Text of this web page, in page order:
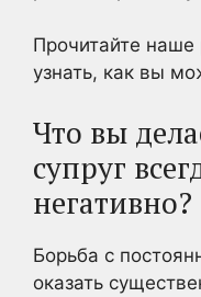
Прочитайте
узнать, как вы
Что вы
супруг
негативно?
Борьба с
оказать